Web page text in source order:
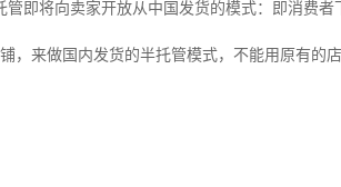
即将向卖家开放从中国发货的模式：即消费者
，来做国内发货的半托管模式，不能用原有的店